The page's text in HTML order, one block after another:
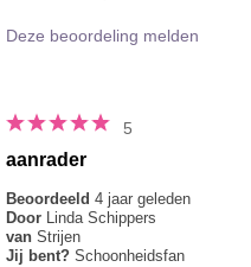
Deze beoordeling melden
5
aanrader
Beoordeeld 4 jaar geleden
Door Linda Schippers
van Strijen
Jij bent? Schoonheidsfan